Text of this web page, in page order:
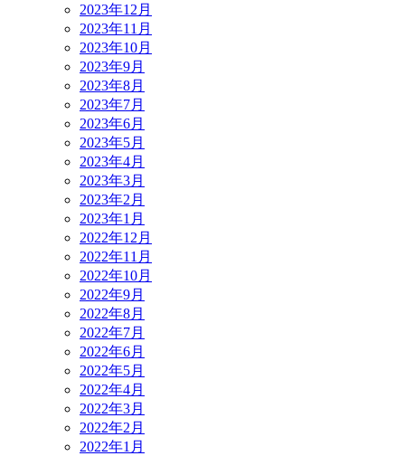
2023年12月
2023年11月
2023年10月
2023年9月
2023年8月
2023年7月
2023年6月
2023年5月
2023年4月
2023年3月
2023年2月
2023年1月
2022年12月
2022年11月
2022年10月
2022年9月
2022年8月
2022年7月
2022年6月
2022年5月
2022年4月
2022年3月
2022年2月
2022年1月